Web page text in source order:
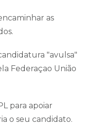
as
"avulsa"
Federaçao União
para apoiar
o seu candidato.